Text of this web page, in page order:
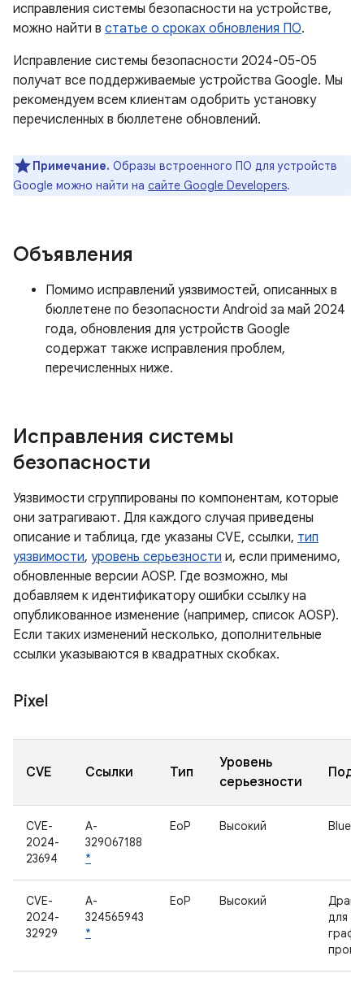
исправления системы безопасности на устройстве,
можно найти в статье о сроках обновления ПО.
Исправление системы безопасности 2024-05-05
получат все поддерживаемые устройства Google. Мы
рекомендуем всем клиентам одобрить установку
перечисленных в бюллетене обновлений.
Примечание. Образы встроенного ПО для устройств
Google можно найти на сайте Google Developers.
Объявления
Помимо исправлений уязвимостей, описанных в
бюллетене по безопасности Android за май 2024
года, обновления для устройств Google
содержат также исправления проблем,
перечисленных ниже.
Исправления системы
безопасности
Уязвимости сгруппированы по компонентам, которые
они затрагивают. Для каждого случая приведены
описание и таблица, где указаны CVE, ссылки, тип
уязвимости, уровень серьезности и, если применимо,
обновленные версии AOSP. Где возможно, мы
добавляем к идентификатору ошибки ссылку на
опубликованное изменение (например, список AOSP).
Если таких изменений несколько, дополнительные
ссылки указываются в квадратных скобках.
Pixel
CVE Ссылки Тип
Уровень
серьезности
CVE-
2024-
23694
A-
329067188
*
EoP Высокий
CVE-
2024-
32929
A-
324565943
*
EoP Высокий
для